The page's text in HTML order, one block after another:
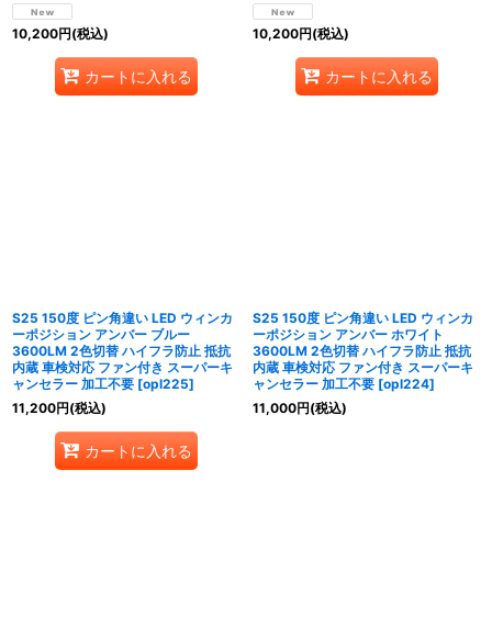
10,200円(税込)
カートに入れる
10,200円(税込)
カートに入れる
S25 150度 ピン角違い LED ウィンカ
ーポジション アンバー ブルー
3600LM 2色切替 ハイフラ防止 抵抗
内蔵 車検対応 ファン付き スーパーキ
ャンセラー 加工不要 [opl225]
11,200円(税込)
カートに入れる
S25 150度 ピン角違い LED ウィンカ
ーポジション アンバー ホワイト
3600LM 2色切替 ハイフラ防止 抵抗
内蔵 車検対応 ファン付き スーパーキ
ャンセラー 加工不要 [opl224]
11,000円(税込)